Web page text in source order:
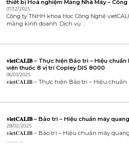
thiết bị Hoá nghiệm Mảng Nhà Máy –
07/12/2025
Công ty TNHH khoa Học Công Nghệ
mảng kinh doanh: Dịch vụ ...
𝐯𝐢𝐞𝐭𝐂𝐀𝐋𝐈𝐁 – Thực hiện Bảo trì – Hiệu
viên thuốc 8 vị trí Copley DIS 8000
06/03/2025
𝐯𝐢𝐞𝐭𝐂𝐀𝐋𝐈𝐁 – Thực hiện Bảo trì – Hiệu
𝐯𝐢𝐞𝐭𝐂𝐀𝐋𝐈𝐁 – Bảo trì – Hiệu chuẩn máy
28/02/2025
𝐯𝐢𝐞𝐭𝐂𝐀𝐋𝐈𝐁 – Bảo trì – Hiệu chuẩn máy
………. ...